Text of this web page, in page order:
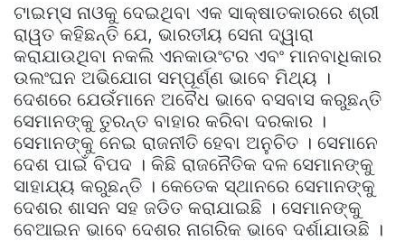
ଟାଇମ୍ସ ନାଓକୁ ଦେଇଥିବା ଏକ ସାକ୍ଷାତକାରରେ ଶ୍ରୀ
ରାୱତ କହିଛନ୍ତି ଯେ, ଭାରତୀୟ ସେନା ଦ୍ୱାରା
କରାଯାଉଥିବା ନକଲି ଏନକାଉଂଟର ଏବଂ ମାନବାଧିକାର
ଉଲଂଘନ ଅଭିଯୋଗ ସମ୍ପୂର୍ଣ୍ଣ ଭାବେ ମିଥ୍ୟ ।
ଦେଶରେ ଯେଉଁମାନେ ଅବୈଧ ଭାବେ ବସବାସ କରୁଛନ୍ତି
ସେମାନଙ୍କୁ ତୁରନ୍ତ ବାହାର କରିବା ଦରକାର ।
ସେମାନଙ୍କୁ ନେଇ ରାଜନୀତି ହେବା ଅନୁଚିତ । ସେମାନେ
ଦେଶ ପାଇଁ ବିପଦ । କିଛି ରାଜନୈତିକ ଦଳ ସେମାନଙ୍କୁ
ସାହାଯ୍ୟ କରୁଛନ୍ତି । କେତେକ ସ୍ଥାନରେ ସେମାନଙ୍କୁ
ଦେଶର ଶାସନ ସହ ଜଡିତ କରାଯାଇଛି । ସେମାନଙ୍କୁ
ବେଆଇନ ଭାବେ ଦେଶର ନାଗରିକ ଭାବେ ଦର୍ଶାଯାଉଛି ।